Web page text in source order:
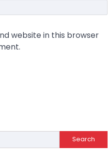
website in this browser
Search